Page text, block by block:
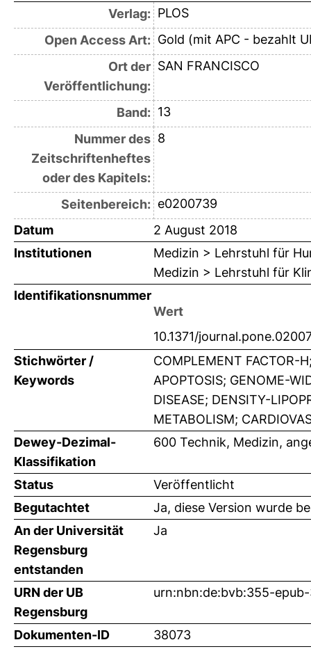
Verlag: PLOS
Open Access Art: Gold (mit APC - bezahlt
Ort der
Veröffentlichung:
SAN FRANCISCO
Band: 13
Nummer des
Zeitschriftenheftes
oder des Kapitels:
8
Seitenbereich: e0200739
Datum
2 August 2018
Institutionen
Medizin > Lehrstuhl für
Medizin > Lehrstuhl für
Identifikationsnummer
Wert
10.1371/
Stichwörter /
Keywords
COMPLEMENT FACTOR-
APOPTOSIS; GENOME-
DISEASE; DENSITY-
METABOLISM;
Dewey-Dezimal-
Klassifikation
600 Technik, Medizin,
Status
Veröffentlicht
Begutachtet
Ja, diese Version wurde
An der Universität
Regensburg
entstanden
Ja
URN der UB
Regensburg
urn:nbn:de:bvb:355-
Dokumenten-ID 38073